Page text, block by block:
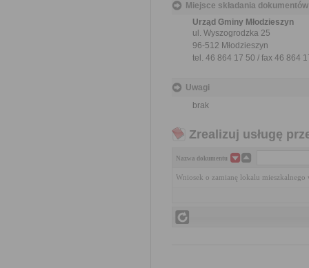
Miejsce składania dokumentów
Urząd Gminy Młodzieszyn
ul. Wyszogrodzka 25
96-512 Młodzieszyn
tel. 46 864 17 50 / fax 46 864
Uwagi
brak
Zrealizuj usługę
Nazwa dokumentu
Wniosek o zamianę lokalu mieszkalnego